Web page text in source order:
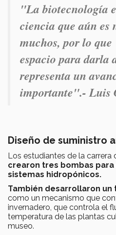
"La biotecnología
ciencia que aún es
muchos, por lo
espacio para darla
representa un
importante".- Luis
Diseño de suministro
Los estudiantes de la carrera
crearon tres bombas para
sistemas hidropónicos.
También desarrollaron un
como un mecanismo que
invernadero, que controla el
temperatura de las plantas
museo.